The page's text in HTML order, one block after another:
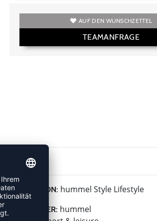
AUF DEN WUNSCHZETTEL
TEAMANFRAGE
KOLLEKTION: hummel Style Lifestyle
HERSTELLER: hummel